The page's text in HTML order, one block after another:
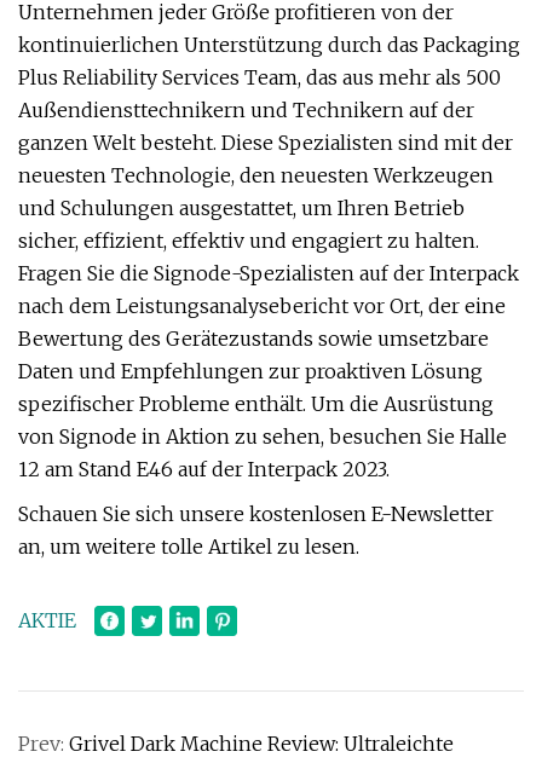
Unternehmen jeder Größe profitieren von der
kontinuierlichen Unterstützung durch das Packaging
Plus Reliability Services Team, das aus mehr als 500
Außendiensttechnikern und Technikern auf der
ganzen Welt besteht. Diese Spezialisten sind mit der
neuesten Technologie, den neuesten Werkzeugen
und Schulungen ausgestattet, um Ihren Betrieb
sicher, effizient, effektiv und engagiert zu halten.
Fragen Sie die Signode-Spezialisten auf der Interpack
nach dem Leistungsanalysebericht vor Ort, der eine
Bewertung des Gerätezustands sowie umsetzbare
Daten und Empfehlungen zur proaktiven Lösung
spezifischer Probleme enthält. Um die Ausrüstung
von Signode in Aktion zu sehen, besuchen Sie Halle
12 am Stand E46 auf der Interpack 2023.
Schauen Sie sich unsere kostenlosen E-Newsletter
an, um weitere tolle Artikel zu lesen.
AKTIE
Prev: Grivel Dark Machine Review: Ultraleichte